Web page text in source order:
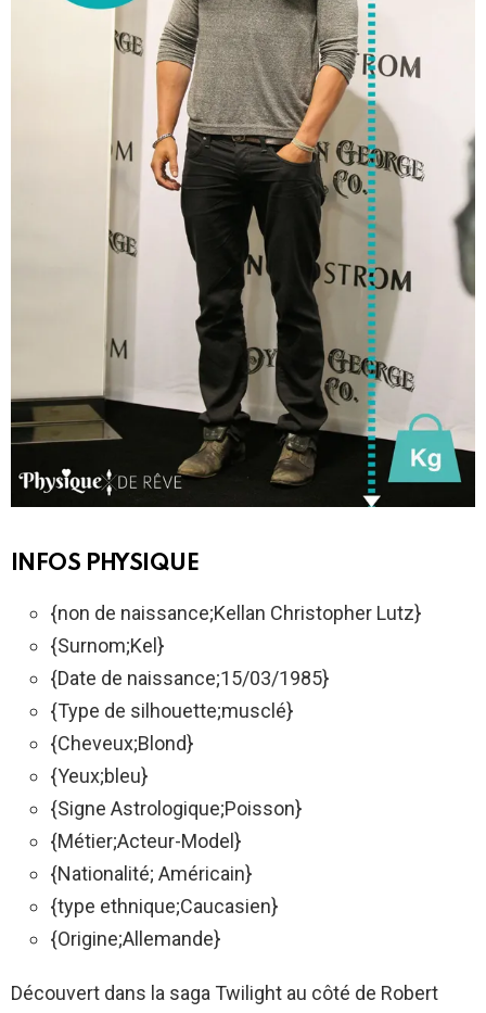
INFOS PHYSIQUE
{non de naissance;Kellan Christopher Lutz}
{Surnom;Kel}
{Date de naissance;15/03/1985}
{Type de silhouette;musclé}
{Cheveux;Blond}
{Yeux;bleu}
{Signe Astrologique;Poisson}
{Métier;Acteur-Model}
{Nationalité; Américain}
{type ethnique;Caucasien}
{Origine;Allemande}
Découvert dans la saga Twilight au côté de Robert